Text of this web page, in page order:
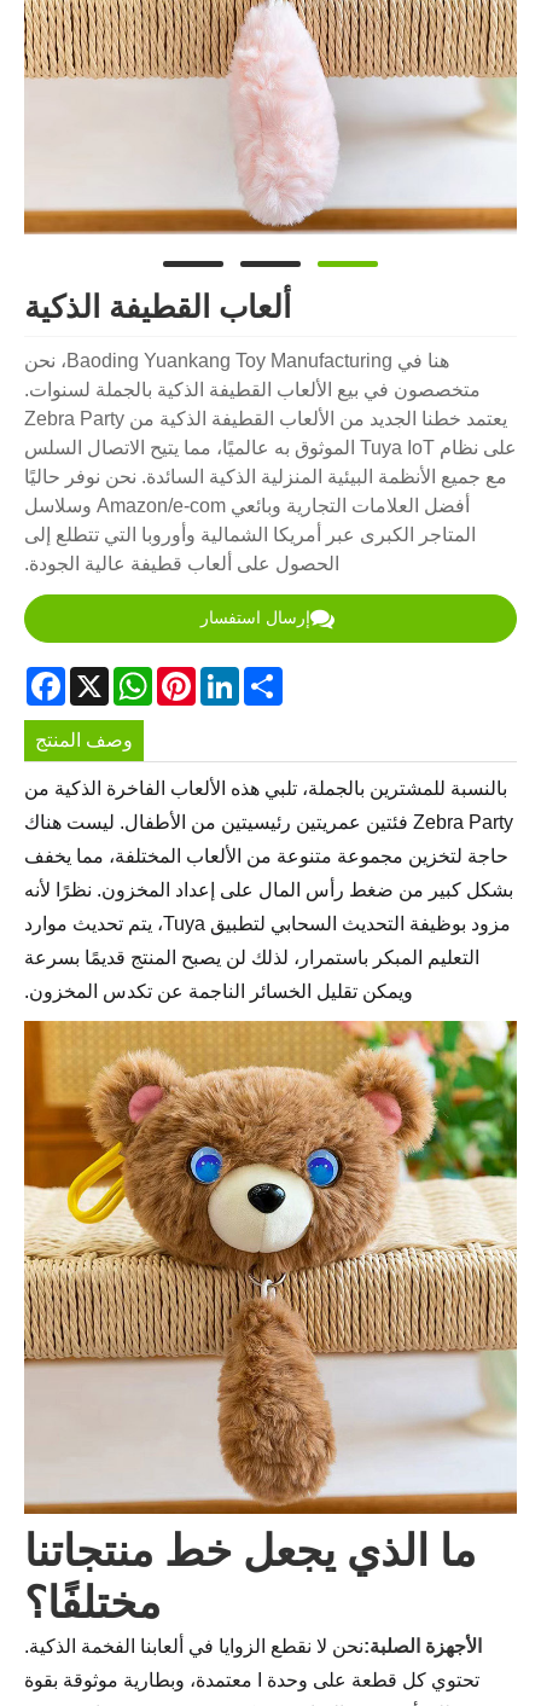
ألعاب القطيفة الذكية
هنا في Baoding Yuankang Toy Manufacturing، نحن
متخصصون في بيع الألعاب القطيفة الذكية بالجملة لسنوات.
يعتمد خطنا الجديد من الألعاب القطيفة الذكية من Zebra Party
على نظام Tuya IoT الموثوق به عالميًا، مما يتيح الاتصال السلس
مع جميع الأنظمة البيئية المنزلية الذكية السائدة. نحن نوفر حاليًا
أفضل العلامات التجارية وبائعي Amazon/e-com وسلاسل
المتاجر الكبرى عبر أمريكا الشمالية وأوروبا التي تتطلع إلى
الحصول على ألعاب قطيفة عالية الجودة.
إرسال استفسار
X
WhatsAppPinterestLinkedInShare
وصف المنتج
بالنسبة للمشترين بالجملة، تلبي هذه الألعاب الفاخرة الذكية من
Zebra Party فئتين عمريتين رئيسيتين من الأطفال. ليست هناك
حاجة لتخزين مجموعة متنوعة من الألعاب المختلفة، مما يخفف
بشكل كبير من ضغط رأس المال على إعداد المخزون. نظرًا لأنه
مزود بوظيفة التحديث السحابي لتطبيق Tuya، يتم تحديث موارد
التعليم المبكر باستمرار، لذلك لن يصبح المنتج قديمًا بسرعة
ويمكن تقليل الخسائر الناجمة عن تكدس المخزون.
ما الذي يجعل خط منتجاتنا
مختلفًا؟
الأجهزة الصلبة:نحن لا نقطع الزوايا في ألعابنا الفخمة الذكية.
تحتوي كل قطعة على وحدة I معتمدة، وبطارية موثوقة بقوة